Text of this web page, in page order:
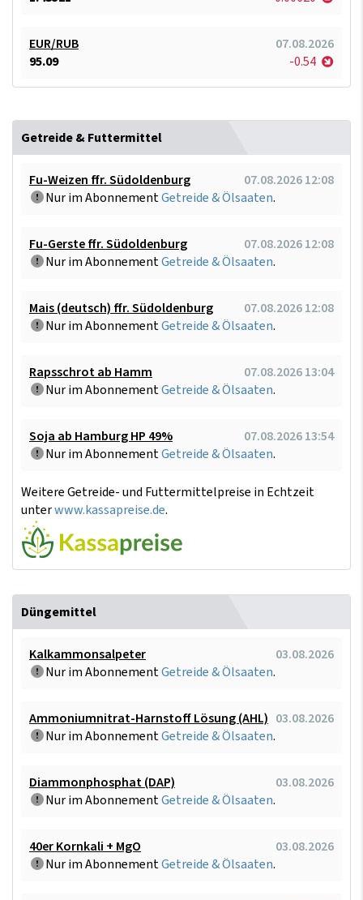
EUR/RUB
07.08.2026
95.09
-0.54
Getreide & Futtermittel
Fu-Weizen ffr. Südoldenburg
07.08.2026 12:08
Nur im AbonnementGetreide & Ölsaaten.
Fu-Gerste ffr. Südoldenburg
07.08.2026 12:08
Nur im AbonnementGetreide & Ölsaaten.
Mais (deutsch) ffr. Südoldenburg
07.08.2026 12:08
Nur im AbonnementGetreide & Ölsaaten.
Rapsschrot ab Hamm
07.08.2026 13:04
Nur im AbonnementGetreide & Ölsaaten.
Soja ab Hamburg HP 49%
07.08.2026 13:54
Nur im AbonnementGetreide & Ölsaaten.
Weitere Getreide- und Futtermittelpreise in Echtzeit
unterwww.kassapreise.de.
Düngemittel
Kalkammonsalpeter
03.08.2026
Nur im AbonnementGetreide & Ölsaaten.
Ammoniumnitrat-Harnstoff Lösung (AHL) 03.08.2026
Nur im AbonnementGetreide & Ölsaaten.
Diammonphosphat (DAP)
03.08.2026
Nur im AbonnementGetreide & Ölsaaten.
40er Kornkali + MgO
03.08.2026
Nur im AbonnementGetreide & Ölsaaten.